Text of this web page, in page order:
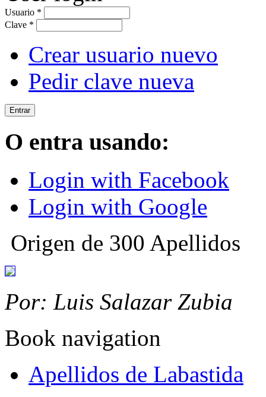
Usuario *
Clave *
Crear usuario nuevo
Pedir clave nueva
O entra usando:
Login with Facebook
Login with Google
Origen de 300 Apellidos
Por: Luis Salazar Zubia
Book navigation
Apellidos de Labastida